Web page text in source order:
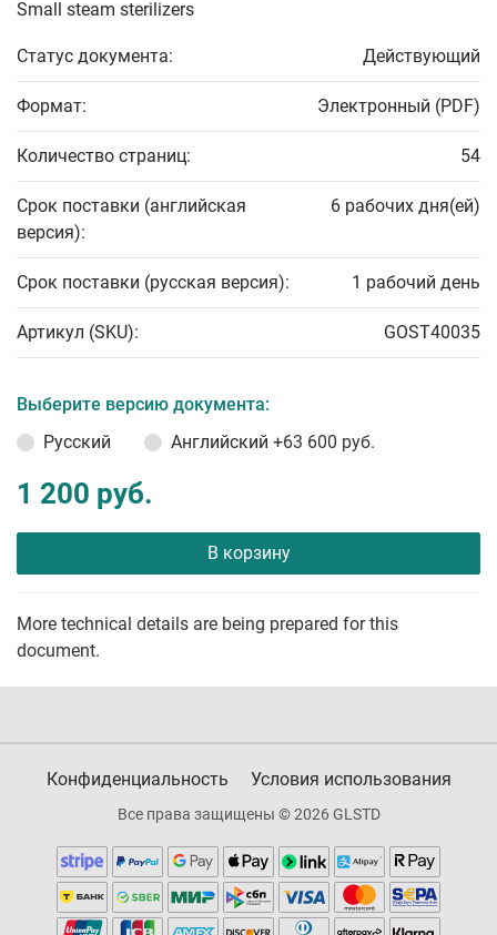
Small steam sterilizers
Статус документа: Действующий
Формат: Электронный (PDF)
Количество страниц: 54
Срок поставки (английская
версия):
6 рабочих дня(ей)
Срок поставки (русская версия): 1 рабочий день
Артикул (SKU): GOST40035
Выберите версию документа:
Русский
Английский +63 600 руб.
1 200 руб.
В корзину
More technical details are being prepared for this
document.
Конфиденциальность Условия использования
Все права защищены © 2026 GLSTD